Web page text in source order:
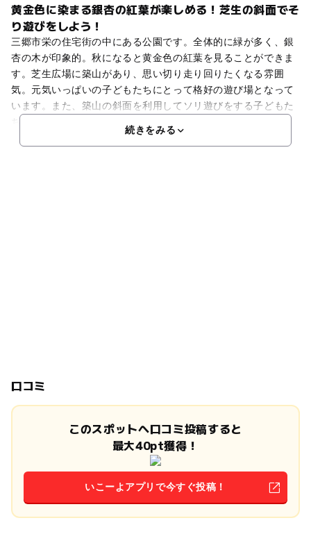
黄金色に染まる銀杏の紅葉が楽しめる！芝生の斜面でそ
り遊びをしよう！
三郷市栄の住宅街の中にある公園です。全体的に緑が多く、銀
杏の木が印象的。秋になると黄金色の紅葉を見ることができま
す。芝生広場に築山があり、思い切り走り回りたくなる雰囲
気。元気いっぱいの子どもたちにとって格好の遊び場となって
います。また、築山の斜面を利用してソリ遊びをする子どもた
続きをみる
口コミ
このスポットへ口コミ投稿すると
最大40pt獲得！
いこーよアプリで今すぐ投稿！